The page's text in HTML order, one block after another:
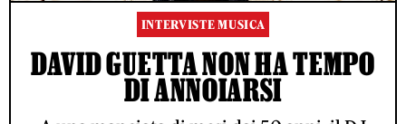
INTERVISTE MUSICA
DAVID GUETTA NON HA TEMPO
DI ANNOIARSI